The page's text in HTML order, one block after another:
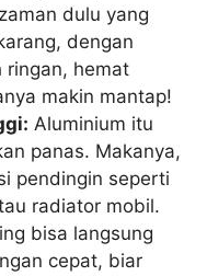
dulu yang
dengan
ringan, hemat
makin mantap!
Aluminium itu
panas. Makanya,
pendingin seperti
radiator mobil.
bisa langsung
cepat, biar